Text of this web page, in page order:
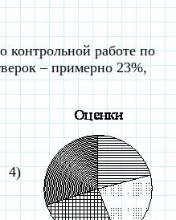
контрольной работе по
– примерно 23%,
4)